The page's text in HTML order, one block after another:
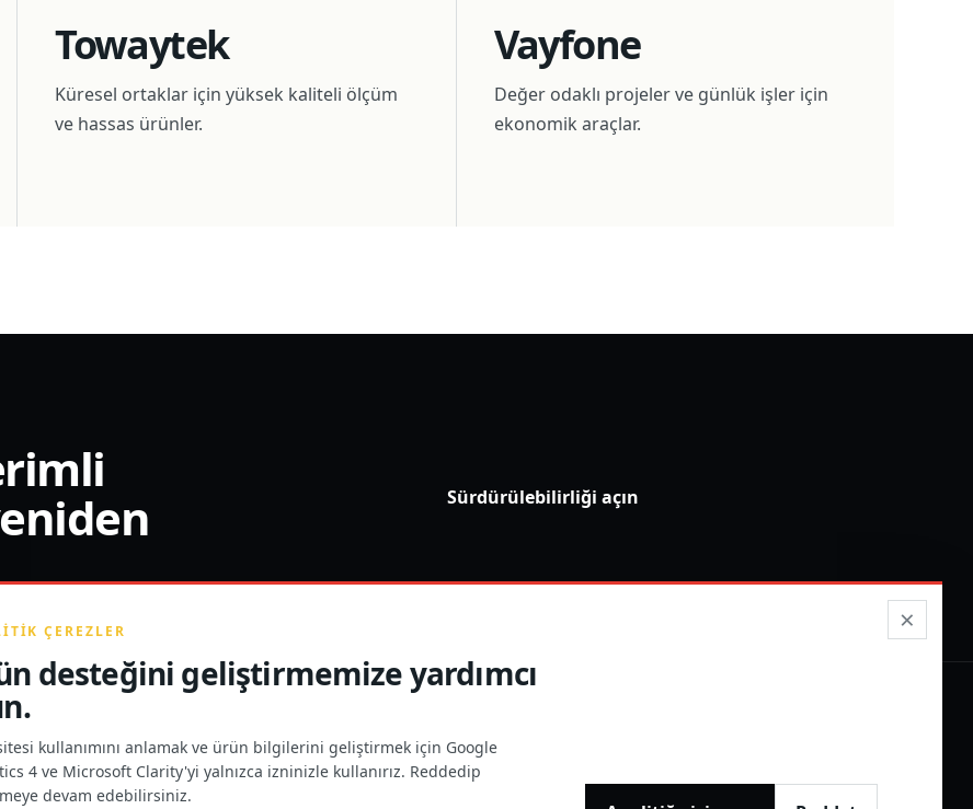
Towaytek
Küresel ortaklar için yüksek kaliteli ölçüm
ve hassas ürünler.
Vayfone
Değer odaklı projeler ve günlük işler için
ekonomik araçlar.
Sürdürülebilirliği açın
ÜRÜN MATERYALLERI VE BAYI IŞ BIRLIĞI
×
ÇEREZLER
desteğini geliştirmemize yardımcı
kullanımını anlamak ve ürün bilgilerini geliştirmek için Google
4 ve Microsoft Clarity'yi yalnızca izninizle kullanırız. Reddedip
devam edebilirsiniz.